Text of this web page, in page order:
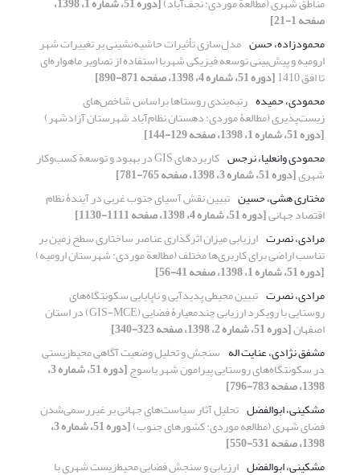
صفحه 1-21]
محمودزاده، حسن مدل‌سازی تأثیرات حاشیه‌نشینی بر تغییرات شهر
ارومیه و پیش‌بینی توسعه فیزیکی شهربا استفاده از تصاویر ماهواره‌ای
تا افق 1410
[دوره 51، شماره 4، 1398، صفحه 871-890]
محمودی، حمیده رتبه‌بندی روستاها براساس شاخص‌های
زیست‌پذیری (مطالعۀ موردی: دهستان نظام‌آباد شهرستان آزادشهر)
[دوره 51، شماره 1، 1398، صفحه 129-144]
محمودی وانعلیا، نرجس
کاربردهای GIS در بهبود و توسعة کسب‌وکار
شهری[دوره 51، شماره 3، 1398، صفحه 765-781]
مختاری هشی، حسین تبیین نقش آسیای جنوب غربی در آیندۀ نظام
اقتصاد جهانی[دوره 51، شماره 4، 1398، صفحه 1111-1130]
مرادی، نصرت ارزیابی میزان اثرگذاری عناصر ساختاری سطح زمین بر
تناسب اراضی برای کاربری‌ها مختلف (مطالعة موردی: شهرستان ارومیه)
[دوره 51، شماره 1، 1398، صفحه 41-56]
مرادی، نصرت تبیین محیطی پدیدآیی و ناپایایی سکونتگاه‌های
روستایی با رویکرد ارزیابی چندمعیارۀ فضایی (GIS-MCE) در استان
اصفهان[دوره 51، شماره 2، 1398، صفحه 323-340]
مشفق نژادی، عنایت اله سنجش و تحلیل وضعیت آگاهی محیط‌زیستی
در سکونتگاه‌های روستایی پیرامون شهر یاسوج [دوره 51، شماره 3،
1398، صفحه 783-796]
مشکینی، ابوالفضل تحلیل آثار سیاست‌های جهانی بر غیررسمی‌شدن
فضای شهری (مطالعه موردی: کشورهای جنوب) [دوره 51، شماره 3،
1398، صفحه 531-550]
مشکینی، ابوالفضل ارزیابی و سنجش فضایی محیط‌زیست شهری با